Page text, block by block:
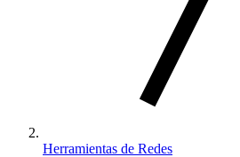
Herramientas de Redes